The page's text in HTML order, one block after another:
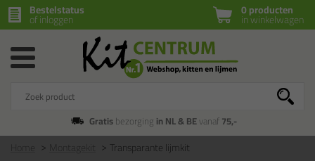
0 producten
in winkelwagen
Bestelstatus
of inloggen
Gratisbezorging in NL & BEvanaf75,-
Transparante lijmkit